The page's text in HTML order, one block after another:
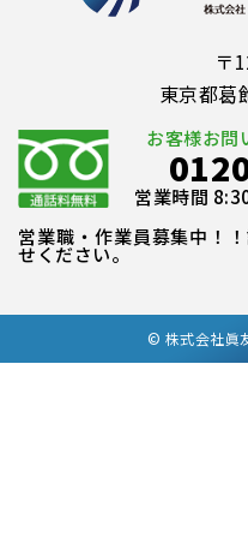
〒
東京都葛
お客様お問
営業時間
営業職・作業員募集中！
せください。
© 株式会社眞